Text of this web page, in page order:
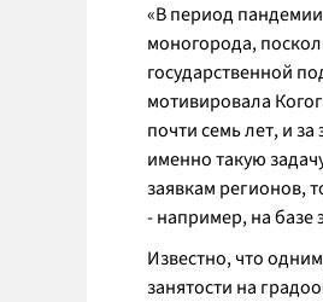
«В период
моногорода,
государственной
мотивировала
почти семь лет, и
именно такую
заявкам регионов,
- например, на базе
Известно, что
занятости на